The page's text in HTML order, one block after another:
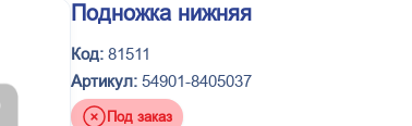
Подножка нижняя
Код: 81511
Артикул: 54901-8405037
Под заказ